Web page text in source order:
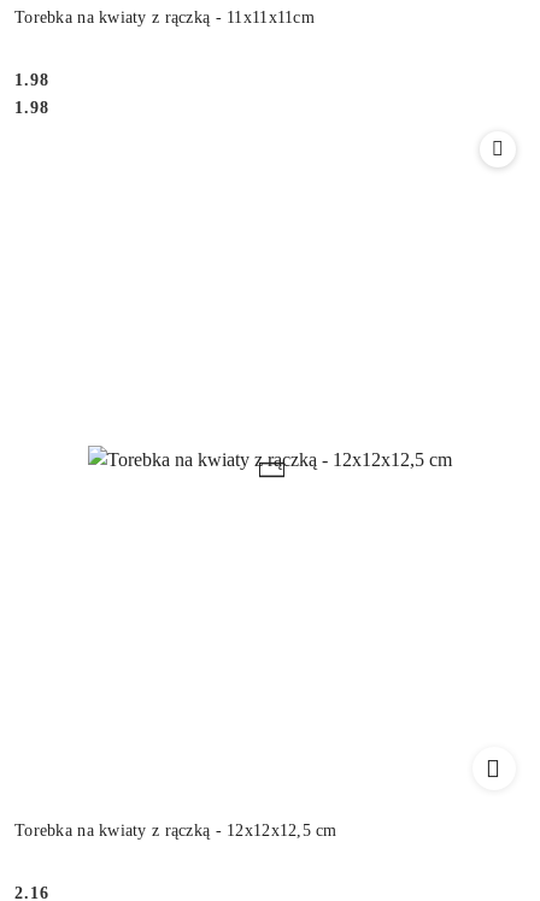
Torebka na kwiaty z rączką - 11x11x11cm
Cena:
1.98
Cena:
1.98
Torebka na kwiaty z rączką - 12x12x12,5 cm
2.16